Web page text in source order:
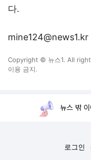
다.
mine124@news1.kr
Copyright © 뉴스1. All
이용 금지.
뉴스 밖
로그인